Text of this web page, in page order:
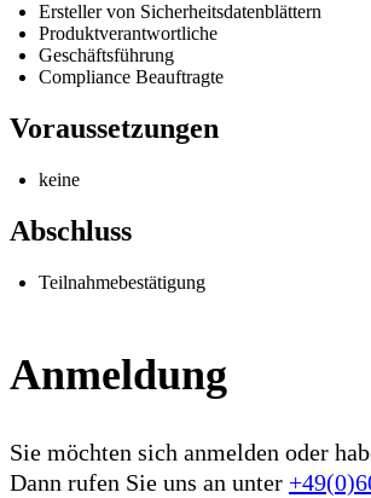
Ersteller von Sicherheitsdatenblättern
Produktverantwortliche
Geschäftsführung
Compliance Beauftragte
Voraussetzungen
keine
Abschluss
Teilnahmebestätigung
Anmeldung
Sie möchten sich anmelden oder
Dann rufen Sie uns an unter